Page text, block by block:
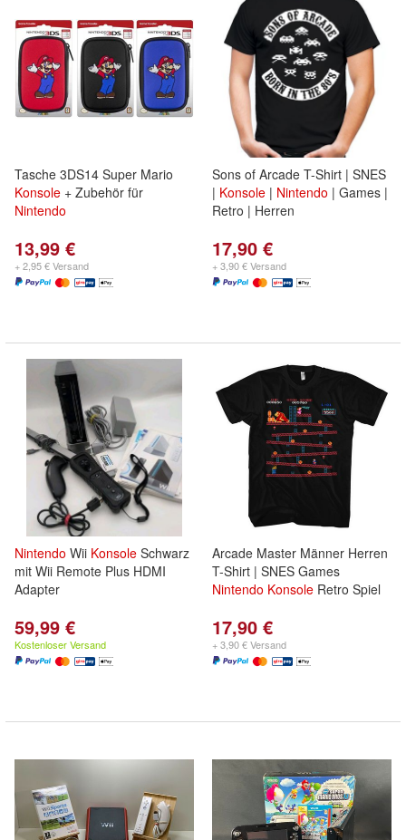
Tasche 3DS14 Super Mario
Konsole + Zubehör für
Nintendo
13,99 €
+ 2,95 € Versand
Sons of Arcade T-Shirt | SNES
| Konsole | Nintendo | Games |
Retro | Herren
17,90 €
+ 3,90 € Versand
Nintendo Wii Konsole Schwarz
mit Wii Remote Plus HDMI
Adapter
59,99 €
Kostenloser Versand
Arcade Master Männer Herren
T-Shirt | SNES Games
Nintendo Konsole Retro Spiel
17,90 €
+ 3,90 € Versand